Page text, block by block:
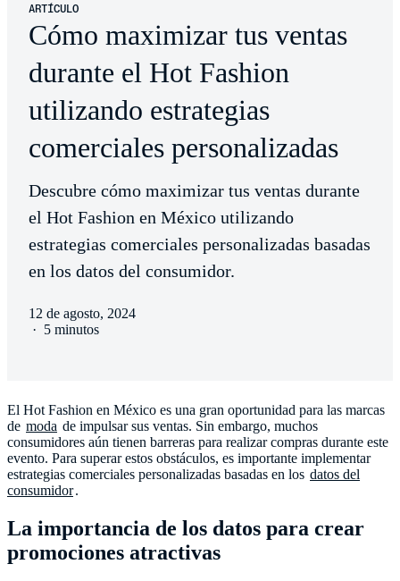
ARTÍCULO
Cómo maximizar tus ventas
durante el Hot Fashion
utilizando estrategias
comerciales personalizadas
Descubre cómo maximizar tus ventas durante
el Hot Fashion en México utilizando
estrategias comerciales personalizadas basadas
en los datos del consumidor.
12 de agosto, 2024
· 5 minutos
El Hot Fashion en México es una gran oportunidad para las marcas
de moda de impulsar sus ventas. Sin embargo, muchos
consumidores aún tienen barreras para realizar compras durante este
evento. Para superar estos obstáculos, es importante implementar
estrategias comerciales personalizadas basadas en los datos del
consumidor.
La importancia de los datos para crear
promociones atractivas